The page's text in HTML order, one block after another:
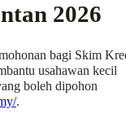
2026
bagi Skim
usahawan kecil
boleh dipohon
.